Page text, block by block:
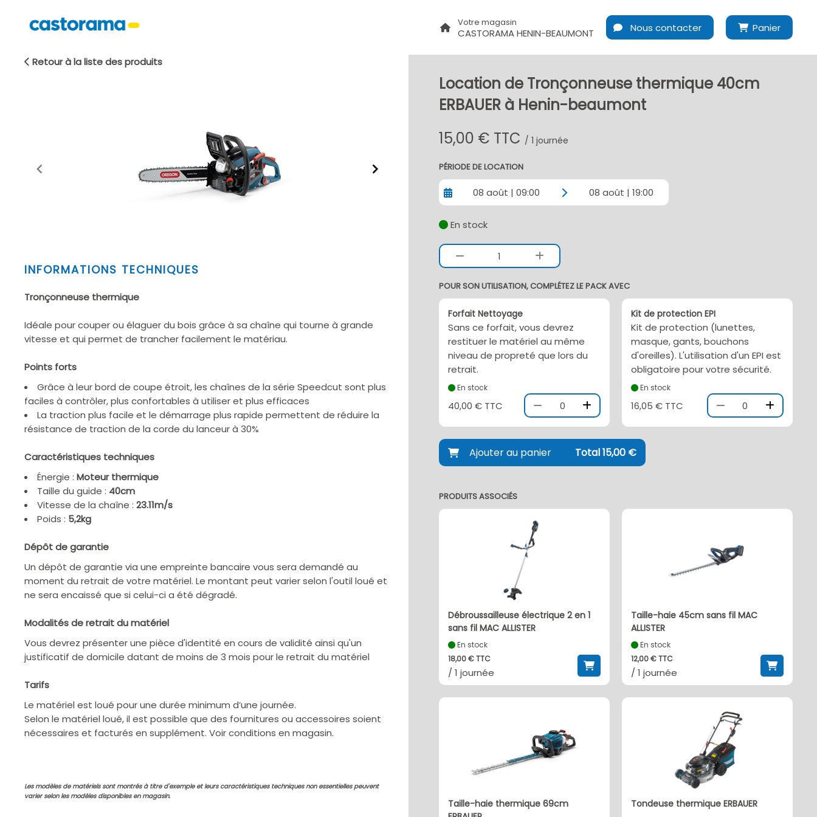
Votre magasin
CASTORAMA HENIN-BEAUMONT Nous contacter Panier
Retour à la liste des produits
Item
of
INFORMATIONS TECHNIQUES
Tronçonneuse thermique
Idéale pour couper ou élaguer du bois grâce à sa chaîne qui tourne à grande
vitesse et qui permet de trancher facilement le matériau.
Points forts
Grâce à leur bord de coupe étroit, les chaînes de la série Speedcut sont plus
faciles à contrôler, plus confortables à utiliser et plus efficaces
La traction plus facile et le démarrage plus rapide permettent de réduire la
résistance de traction de la corde du lanceur à 30%
Caractéristiques techniques
Énergie :Moteur thermique
Taille du guide : 40cm
Vitesse de la chaîne :23.11m/s
Poids : 5,2kg
Dépôt de garantie
Un dépôt de garantie via une empreinte bancaire vous sera demandé au
moment du retrait de votre matériel. Le montant peut varier selon l'outil loué et
ne sera encaissé que si celui-ci a été dégradé.
Modalités de retrait du matériel
Vous devrez présenter une pièce d'identité en cours de validité ainsi qu'un
justificatif de domicile datant de moins de 3 mois pour le retrait du matériel
Tarifs
Le matériel est loué pour une durée minimum d’une journée.
Selon le matériel loué, il est possible que des fournitures ou accessoires soient
nécessaires et facturés en supplément. Voir conditions en magasin.
Les modèles de matériels sont montrés à titre d'exemple et leurs caractéristiques techniques non essentielles peuvent
varier selon les modèles disponibles en magasin.
Location de Tronçonneuse thermique 40cm
ERBAUER à Henin-beaumont
15,00 € TTC / 1 journée
PÉRIODE DE LOCATION
08 août | 09:00 08 août | 19:00
En stock
1
POUR SON UTILISATION, COMPLÉTEZ LE PACK AVEC
Forfait Nettoyage
Sans ce forfait, vous devrez
restituer le matériel au même
niveau de propreté que lors du
retrait.
En stock
40,00 € TTC 0
Kit de protection EPI
Kit de protection (lunettes,
masque, gants, bouchons
d'oreilles). L'utilisation d'un EPI est
obligatoire pour votre sécurité.
En stock
16,05 € TTC 0
Ajouter au panier Total 15,00 €
PRODUITS ASSOCIÉS
Débroussailleuse électrique 2 en 1
sans fil MAC ALLISTER
En stock
18,00 € TTC
/ 1 journée
Taille-haie 45cm sans fil MAC
ALLISTER
En stock
12,00 € TTC
/ 1 journée
Taille-haie thermique 69cm
Tondeuse thermique ERBAUER